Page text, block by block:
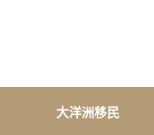
大洋洲移民